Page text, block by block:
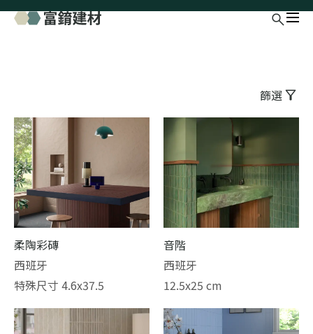
篩選
柔陶彩磚
西班牙
特殊尺寸 4.6x37.5
音階
西班牙
12.5x25 cm